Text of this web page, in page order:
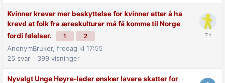
Kvinner krever mer beskyttelse for kvinner etter å ha
krevd at folk fra æreskulturer må få komme til Norge
fordi følelser.
1 2
AnonymBruker, fredag kl 17:55
25 svar 399 visninger
Nyvalgt Unge Høyre-leder ønsker lavere skatter for